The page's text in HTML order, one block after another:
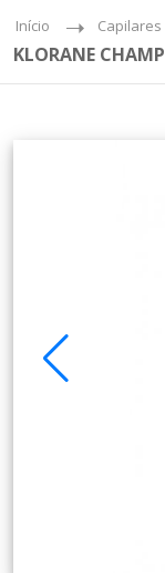
Início Capilares
KLORANE